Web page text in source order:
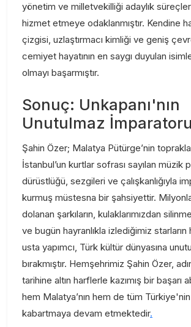
yönetim ve milletvekilliği adaylık
hizmet etmeye odaklanmıştır. Kendine
çizgisi, uzlaştırmacı kimliği ve geniş
cemiyet hayatının en saygı duyulan
olmayı başarmıştır.
Sonuç: Unkapanı'nın
Unutulmaz İmparatoru
Şahin Özer; Malatya Pütürge’nin
İstanbul’un kurtlar sofrası sayılan müzik
dürüstlüğü, sezgileri ve çalışkanlığıyla
kurmuş müstesna bir şahsiyettir.
dolanan şarkıların, kulaklarımızdan
ve bugün hayranlıkla izlediğimiz starların
usta yapımcı, Türk kültür dünyasına
bırakmıştır. Hemşehrimiz Şahin Özer,
tarihine altın harflerle kazımış bir başarı
hem Malatya’nın hem de tüm
kabartmaya devam etmektedir.